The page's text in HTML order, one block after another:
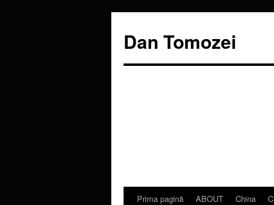
Dan Tomozei
SariPrima pagină ABOUT China